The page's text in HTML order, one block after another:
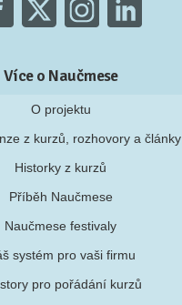
Více o Naučmese
O projektu
z kurzů, rozhovory a články
Historky z kurzů
Příběh Naučmese
Naučmese festivaly
systém pro vaši firmu
pro pořádání kurzů